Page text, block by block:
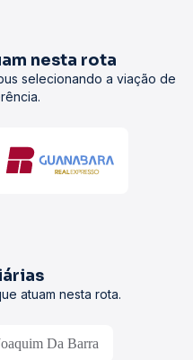
nesta rota
selecionando a viação de
atuam nesta rota.
Da Barra